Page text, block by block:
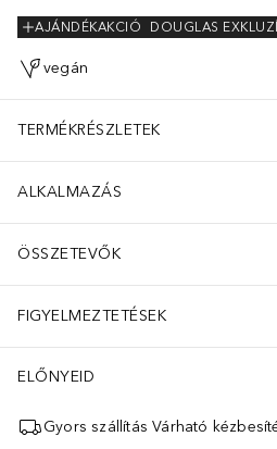
DOUGLAS
AJÁNDÉKAKCIÓ
vegán
TERMÉKRÉSZLETEK
ALKALMAZÁS
ÖSSZETEVŐK
FIGYELMEZTETÉSEK
ELŐNYEID
Gyors szállítás Várható